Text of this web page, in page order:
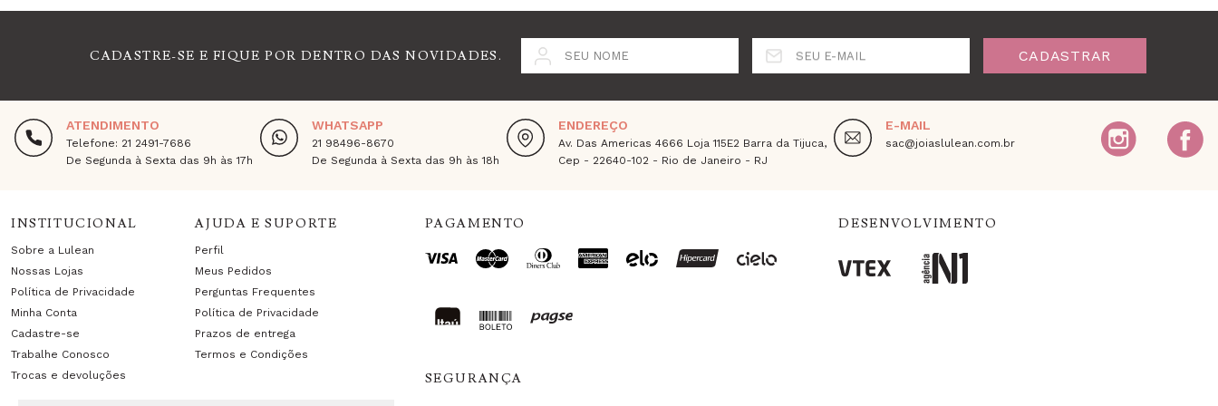
CADASTRE-SE E FIQUE POR DENTRO DAS NOVIDADES. SEU NOME SEU E-MAIL CADASTRAR
ATENDIMENTO
Telefone: 21 2491-7686
De Segunda à Sexta das 9h às 17h
WHATSAPP
21 98496-8670
De Segunda à Sexta das 9h às 18h
ENDEREÇO
Av. Das Americas 4666 Loja 115E2 Barra da Tijuca,
Cep - 22640-102 - Rio de Janeiro - RJ
E-MAIL
sac@joiaslulean.com.br
INSTITUCIONAL
Sobre a Lulean
Nossas Lojas
Política de Privacidade
Minha Conta
Cadastre-se
Trabalhe Conosco
Trocas e devoluções
AJUDA E SUPORTE
Perfil
Meus Pedidos
Perguntas Frequentes
Política de Privacidade
Prazos de entrega
Termos e Condições
PAGAMENTO
SEGURANÇA
DESENVOLVIMENTO